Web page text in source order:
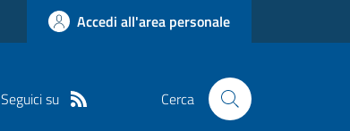
Accedi all'area personale
Seguici su Cerca